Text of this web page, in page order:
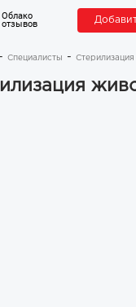
Облако
отзывов
Специалисты